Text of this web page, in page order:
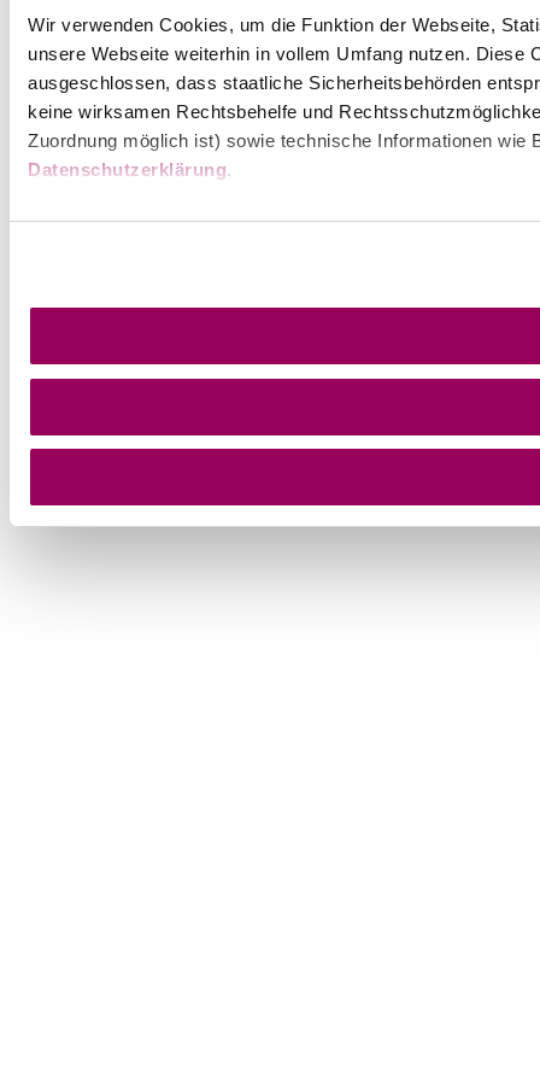
Wir verwenden Cookies, um die Funktion der Webseite,
unsere Webseite weiterhin in vollem Umfang nutzen.
ausgeschlossen, dass staatliche Sicherheitsbehörden
keine wirksamen Rechtsbehelfe und
Zuordnung möglich ist) sowie technische Informationen
Datenschutzerklärung.